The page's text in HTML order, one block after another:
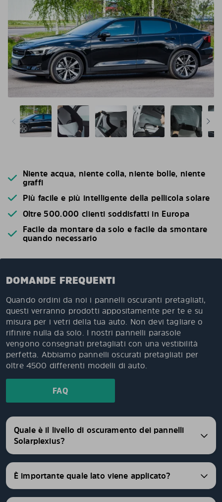
Niente acqua, niente colla, niente bolle, niente
graffi
Più facile e più intelligente della pellicola solare
Oltre 500.000 clienti soddisfatti in Europa
Facile da montare da solo e facile da smontare
quando necessario
DOMANDE FREQUENTI
Quando ordini da noi i pannelli oscuranti pretagliati,
questi verranno prodotti appositamente per te e su
misura per i vetri della tua auto. Non devi tagliare o
rifinire nulla da solo. I nostri pannelli parasole
vengono consegnati pretagliati con una vestibilità
perfetta. Abbiamo pannelli oscurati pretagliati per
oltre 4500 differenti modelli di auto.
FAQ
Quale è il livello di oscuramento dei pannelli
Solarplexius?
È importante quale lato viene applicato?